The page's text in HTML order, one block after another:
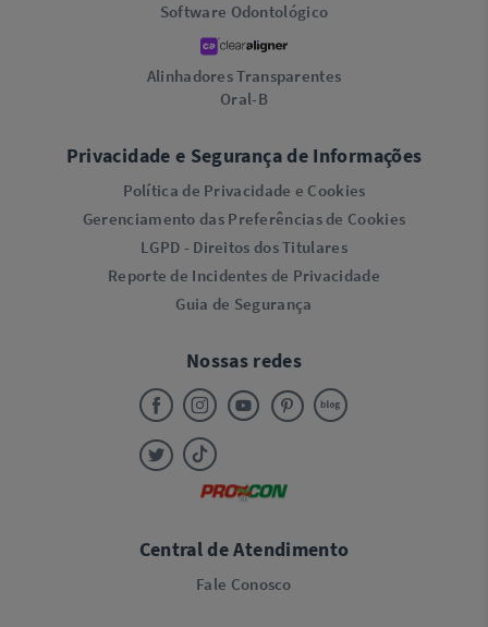
Software Odontológico
Alinhadores Transparentes
Oral-B
Privacidade e Segurança de Informações
Política de Privacidade e Cookies
Gerenciamento das Preferências de Cookies
LGPD - Direitos dos Titulares
Reporte de Incidentes de Privacidade
Guia de Segurança
Nossas redes
Central de Atendimento
Fale Conosco